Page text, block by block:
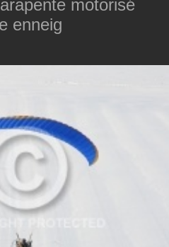
motorisé
enneig